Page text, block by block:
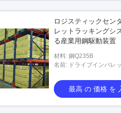
ロジスティックセン
レットラッキングシ
る産業用鋼駆動装置
材料: 鋼Q235B
名前: ドライブインパレットラックシス
最高 の 価格 を